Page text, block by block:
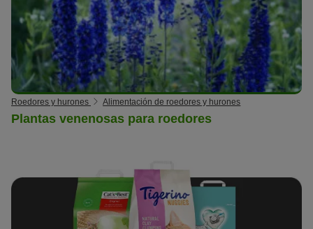
Roedores y hurones Alimentación de roedores y hurones
Plantas venenosas para roedores